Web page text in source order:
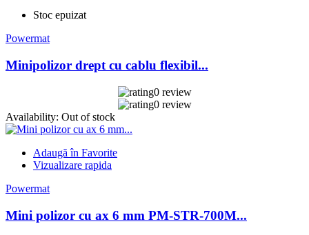
Stoc epuizat
Powermat
Minipolizor drept cu cablu flexibil...
0 review
0 review
Availability: Out of stock
Adaugă în Favorite
Vizualizare rapida
Powermat
Mini polizor cu ax 6 mm PM-STR-700M...